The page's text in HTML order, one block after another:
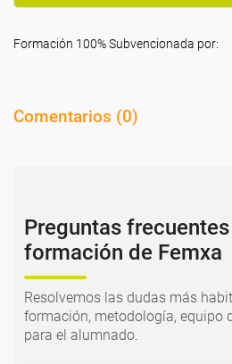
Formación 100% Subvencionada por:
Comentarios (0)
Preguntas
formación de Femxa
Resolvemos las dudas más
formación, metodología, equipo
para el alumnado.